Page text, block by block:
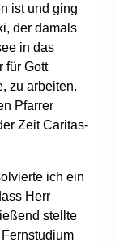
ist und ging
der damals
in das
für Gott
zu arbeiten.
Pfarrer
Zeit Caritas-
ich ein
Herr
stellte